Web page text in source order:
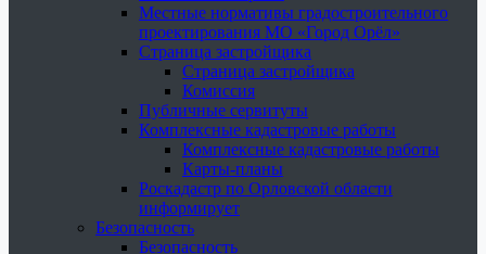
Местные нормативы градостроительного
проектирования МО «Город Орёл»
Страница застройщика
Страница застройщика
Комиссия
Публичные сервитуты
Комплексные кадастровые работы
Комплексные кадастровые работы
Карты-планы
Роскадастр по Орловской области
информирует
Безопасность
Безопасность